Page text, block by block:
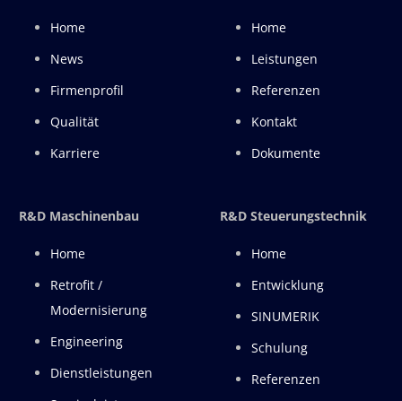
Home
News
Firmenprofil
Qualität
Karriere
Home
Leistungen
Referenzen
Kontakt
Dokumente
R&D Maschinenbau
Home
Retrofit /
Modernisierung
Engineering
Dienstleistungen
R&D Steuerungstechnik
Home
Entwicklung
SINUMERIK
Schulung
Referenzen